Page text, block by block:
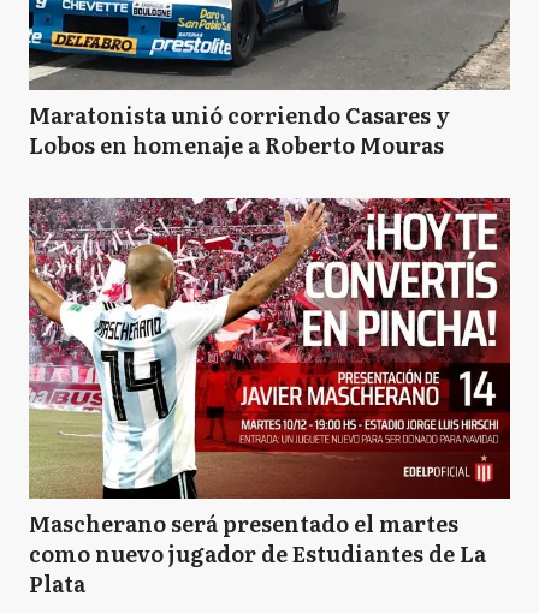
Maratonista unió corriendo Casares y
Lobos en homenaje a Roberto Mouras
Mascherano será presentado el martes
como nuevo jugador de Estudiantes de La
Plata